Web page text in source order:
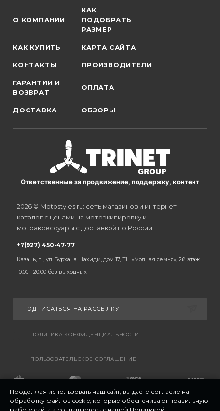
О КОМПАНИИ
КАК
ПОДОБРАТЬ
РАЗМЕР
КАК КУПИТЬ КАРТА САЙТА
КОНТАКТЫ ПРОИЗВОДИТЕЛИ
ГАРАНТИИ И
ВОЗВРАТ
ОПЛАТА
ДОСТАВКА ОБЗОРЫ
Ответственные за продвижение, поддержку, контент
2026 © Motostyles.ru: сеть магазинов и интернет-
каталог с ценами на мотоэкипировку и
мотоаксессуары с доставкой по России.
+7(927) 450-47-77
Казань, г. , ул. Бурхана Шахиди, дом 17, ТЦ «Модная семья», 2й этаж
10:00 - 20:00 без выходных
ПОДПИСАТЬСЯ НА РАССЫЛКУ
ПОЛИТИКА КОНФИДЕНЦИАЛЬНОСТИ
ПОЛЬЗОВАТЕЛЬСКОЕ СОГЛАШЕНИЕ
Продолжая использовать наш сайт, вы даете согласие на
обработку файлов cookie, которые обеспечивают правильную
работу сайта и соглашаетесь с нашей Политикой